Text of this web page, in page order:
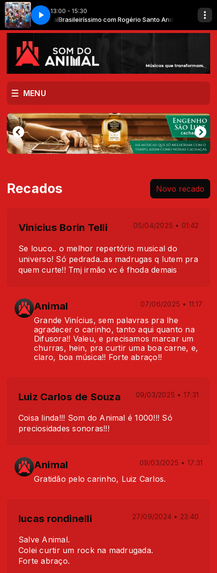
13:00 - 15:30
- Animal Brasileiríssimo com Rogério Santo André - Animal
Samurai - Ed Motta
MENU
Recados Novo recado
Vinicius Borin Telli 05/04/2025 • 01:42
Se louco.. o melhor repertório musical do
universo! Só pedrada..as madrugas q lutem pra
quem curte!! Tmj irmão vc é fhoda demais
Animal 07/06/2025 • 11:17
Grande Vinícius, sem palavras pra lhe
agradecer o carinho, tanto aqui quanto na
Difusora!! Valeu, e precisamos marcar um
churras, hein, pra curtir uma boa carne, e,
claro, boa música!! Forte abraço!!
Luiz Carlos de Souza 09/03/2025 • 17:31
Coisa linda!!! Som do Animal é 1000!!! Só
preciosidades sonoras!!!
Animal 09/03/2025 • 17:31
Gratidão pelo carinho, Luiz Carlos.
lucas rondinelli 27/09/2024 • 23:40
Salve Animal.
Colei curtir um rock na madrugada.
Forte abraço.